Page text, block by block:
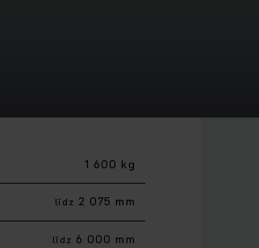
1 600 kg
līdz 2 075 mm
līdz 6 000 mm